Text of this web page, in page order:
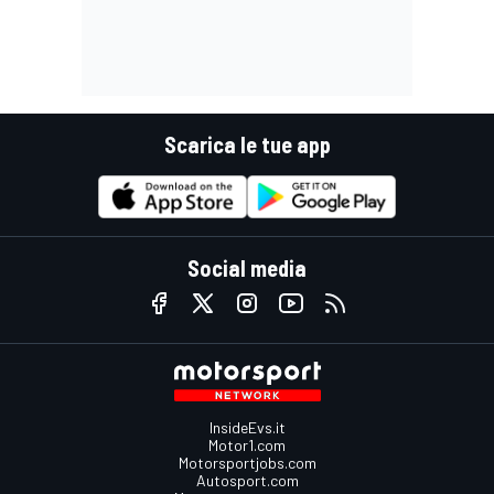
Scarica le tue app
Social media
InsideEvs.it
Motor1.com
Motorsportjobs.com
Autosport.com